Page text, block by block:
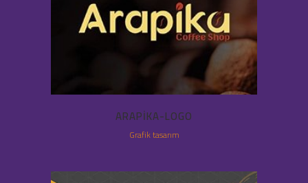
ARAPIKA-LOGO
Grafik tasarım